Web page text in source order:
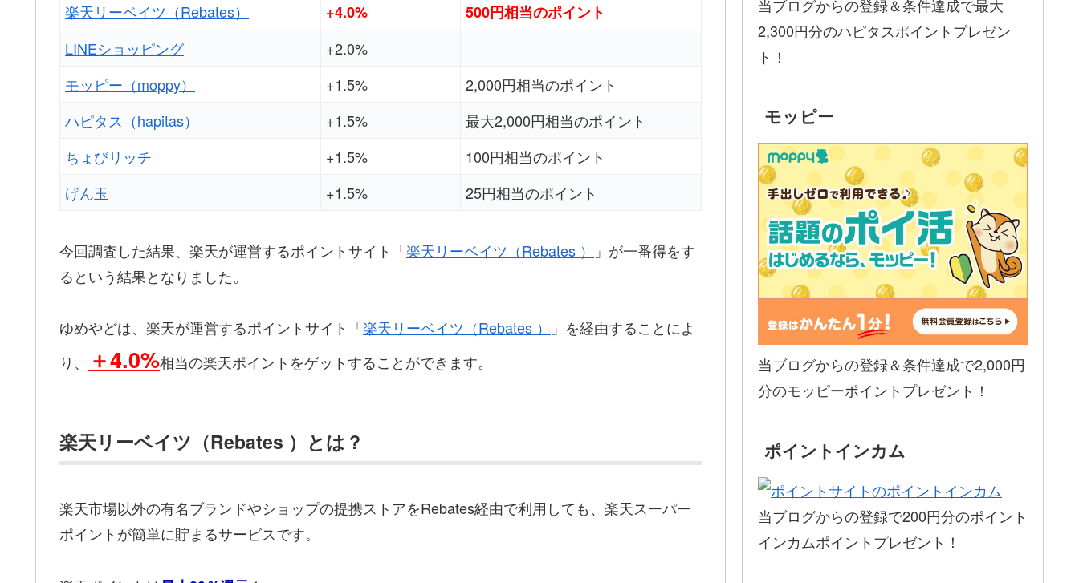
楽天リーベイツ（Rebates）
+4.0%
500円相当のポイント
LINEショッピング
+2.0%
モッピー（moppy）
+1.5%
2,000円相当のポイント
ハピタス（hapitas）
+1.5%
最大2,000円相当のポイント
ちょびリッチ
+1.5%
100円相当のポイント
げん玉
+1.5% 25円相当のポイント
今回調査した結果、楽天が運営するポイントサイト「楽天リーベイツ（Rebates ）
」が一番得をす
るという結果となりました。
ゆめやどは、楽天が運営するポイントサイト「楽天リーベイツ（Rebates ）
」を経由することによ
り、
＋4.0%相当の楽天ポイントをゲットすることができます。
楽天リーベイツ（Rebates ）とは？
楽天市場以外の有名ブランドやショップの提携ストアをRebates経由で利用しても、楽天スーパー
ポイントが簡単に貯まるサービスです。
当ブログからの登録＆条件達成で最大
2,300円分のハピタスポイントプレゼン
ト！
モッピー
当ブログからの登録＆条件達成で2,000円
分のモッピーポイントプレゼント！
ポイントインカム
当ブログからの登録で200円分のポイント
インカムポイントプレゼント！